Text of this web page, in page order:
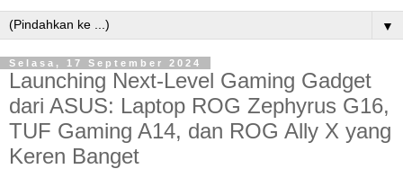
▼
Selasa, 17 September 2024
Launching Next-Level Gaming Gadget
dari ASUS: Laptop ROG Zephyrus G16,
TUF Gaming A14, dan ROG Ally X yang
Keren Banget